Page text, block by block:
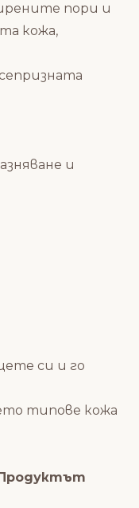
пори и
кожа,
и
си и го
типове кожа